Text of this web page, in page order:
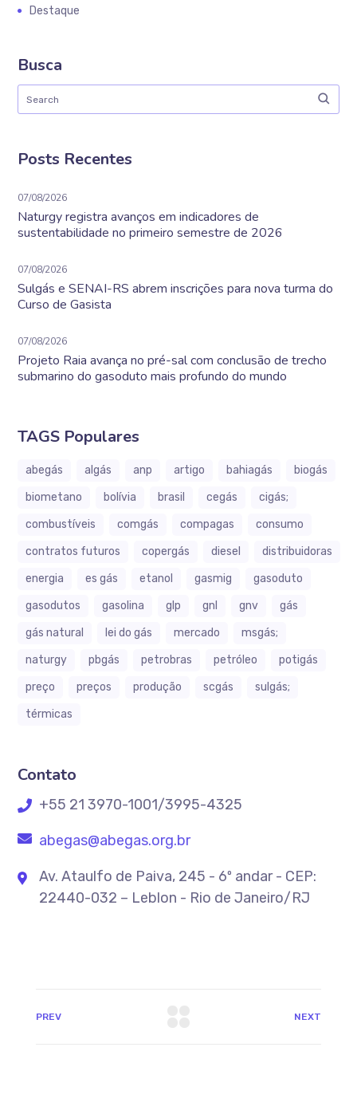
Destaque
Busca
Posts Recentes
07/08/2026
Naturgy registra avanços em indicadores de
sustentabilidade no primeiro semestre de 2026
07/08/2026
Sulgás e SENAI-RS abrem inscrições para nova turma do
Curso de Gasista
07/08/2026
Projeto Raia avança no pré-sal com conclusão de trecho
submarino do gasoduto mais profundo do mundo
TAGS Populares
abegás algás anp artigo bahiagás
biogás
biometano
bolívia brasil cegás
cigás;
combustíveis
comgás compagas
consumo
contratos futuros
copergás diesel
distribuidoras
energia
es gás etanol gasmig
gasoduto
gasodutos
gasolina glp gnl gnv
gás
gás natural
lei do gás mercado
msgás;
naturgy
pbgás petrobras petróleo
potigás
preço
preços produção scgás
sulgás;
térmicas
Contato
+55 21 3970-1001/3995-4325
abegas@abegas.org.br
Av. Ataulfo de Paiva, 245 - 6º andar - CEP:
22440-032 – Leblon - Rio de Janeiro/RJ
PREV NEXT